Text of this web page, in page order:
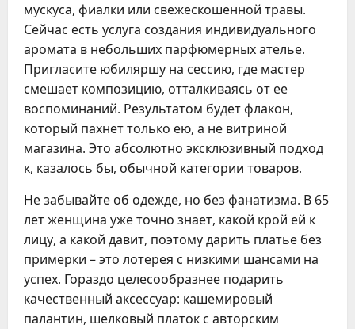
мускуса, фиалки или свежескошенной травы.
Сейчас есть услуга создания индивидуального
аромата в небольших парфюмерных ателье.
Пригласите юбиляршу на сессию, где мастер
смешает композицию, отталкиваясь от ее
воспоминаний. Результатом будет флакон,
который пахнет только ею, а не витриной
магазина. Это абсолютно эксклюзивный подход
к, казалось бы, обычной категории товаров.
Не забывайте об одежде, но без фанатизма. В 65
лет женщина уже точно знает, какой крой ей к
лицу, а какой давит, поэтому дарить платье без
примерки – это лотерея с низкими шансами на
успех. Гораздо целесообразнее подарить
качественный аксессуар: кашемировый
палантин, шелковый платок с авторским